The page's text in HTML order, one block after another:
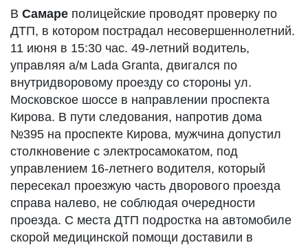
В Самаре полицейские проводят проверку по
ДТП, в котором пострадал несовершеннолетний.
11 июня в 15:30 час. 49-летний водитель,
управляя а/м Lada Granta, двигался по
внутридворовому проезду со стороны ул.
Московское шоссе в направлении проспекта
Кирова. В пути следования, напротив дома
№395 на проспекте Кирова, мужчина допустил
столкновение с электросамокатом, под
управлением 16-летнего водителя, который
пересекал проезжую часть дворового проезда
справа налево, не соблюдая очередности
проезда. С места ДТП подростка на автомобиле
скорой медицинской помощи доставили в